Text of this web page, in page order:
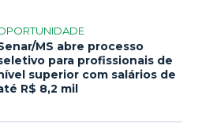
MS abre processo
para profissionais de
superior com salários de
R$ 8,2 mil